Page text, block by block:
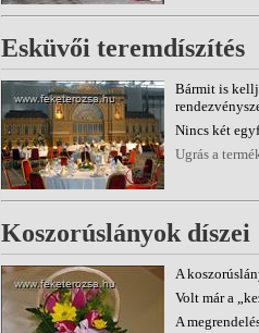
Esküvői teremdíszítés
Bármit is
Nincs két
Ugrás a
Koszorúslányok díszei
A
Volt már a
A